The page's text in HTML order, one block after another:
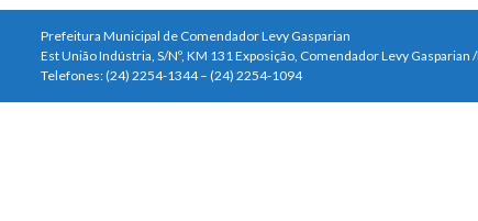
Prefeitura Municipal de Comendador Levy Gasparian
Est União Indústria, S/Nº, KM 131 Exposição, Comendador Levy Gasparian
Telefones: (24) 2254-1344 – (24) 2254-1094